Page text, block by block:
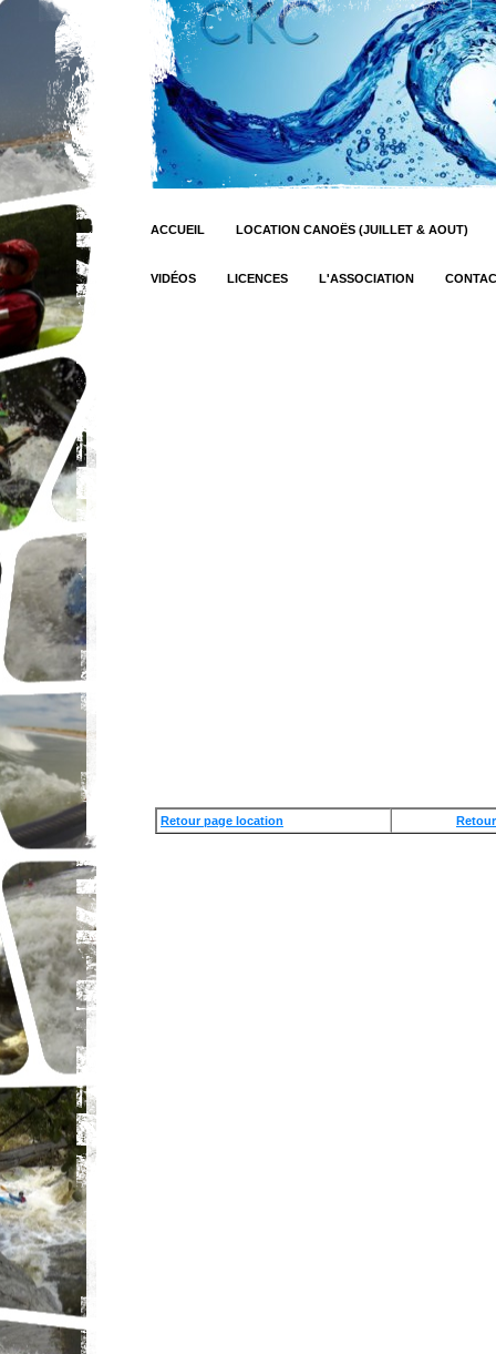
ACCUEIL LOCATION CANOËS (JUILLET & AOUT)
VIDÉOS LICENCES L'ASSOCIATION
Retour page location